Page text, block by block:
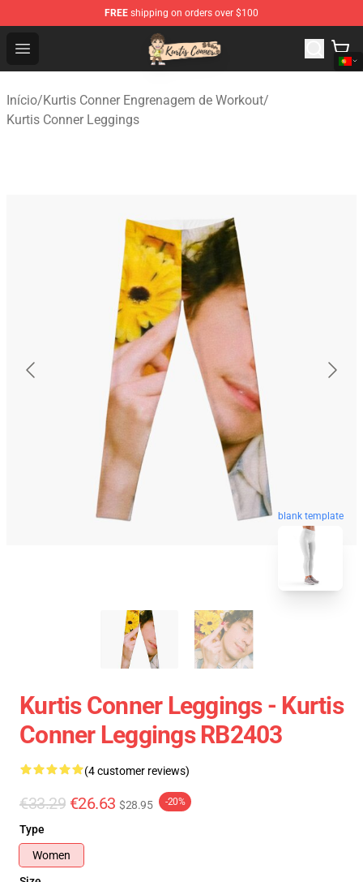
FREE shipping on orders over $100
Open menu
Kurtis Conner Store - Official Kurtis Conner Merchandise
Início/Kurtis Conner Engrenagem de Workout/
Kurtis Conner Leggings
blank template
Kurtis Conner Leggings - Kurtis
Conner Leggings RB2403
(4 customer reviews)
€33.29 €26.63 $28.95 -20%
Type
Women